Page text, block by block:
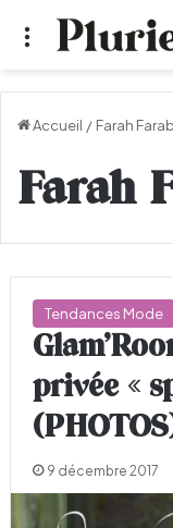
Menu
Accueil / Farah
Farah
Tendances Mode
privée «
9 décembre 2017